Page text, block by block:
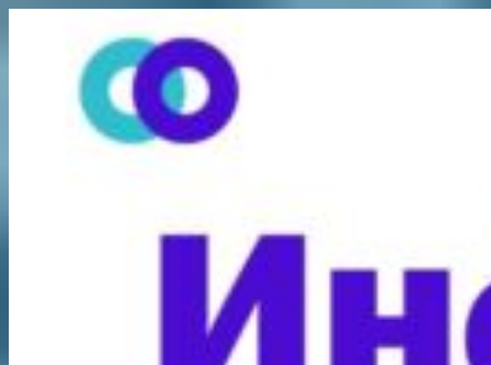
содержимому